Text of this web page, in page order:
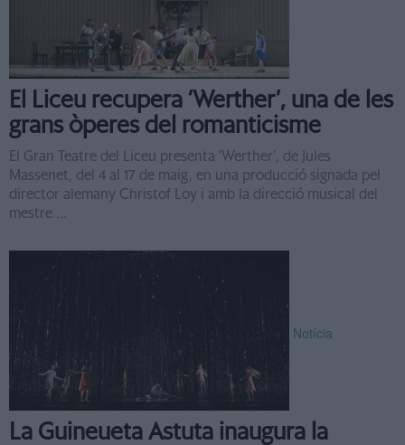
El Liceu recupera ‘Werther’, una de les
grans òperes del romanticisme
El Gran Teatre del Liceu presenta ‘Werther’, de Jules
Massenet, del 4 al 17 de maig, en una producció signada pel
director alemany Christof Loy i amb la direcció musical del
mestre ...
Notícia
La Guineueta Astuta inaugura la